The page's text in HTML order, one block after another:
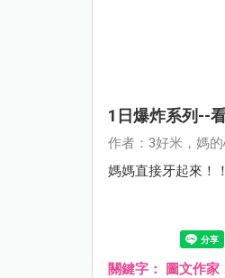
1日爆炸系列--
作者：3好米，媽
媽媽直接牙起來！！
關鍵字： 圖文作家